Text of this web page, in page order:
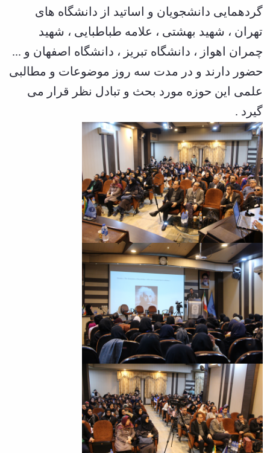
فرم
و
آئین
نامه
ها
سمینارها
و
پایان
نامه
ها
پژوهشنامه
انقلاب
اسلامی
دوفصلنامه
علمی
پژوهش‌های
زبان‌شناسی
تطبیقی
دوفصلنامه
علمی
مطالعات
اجتماعی
قرآن
دوفصلنامه
علمی
دعاپژوهی
دوفصلنامه
علمی
رویکردهای
حقوق
سیاسی
فصلنامه
علمی
مدیریت
محیط‌های
یاددهی-
یادگیری
در
آموزش
عالی
دوفصلنامه
علمی
پژوهش‌های
نوین
ایران‎‌شناسی
زبان
و
ادبیات
فارسی
زبان
شناسی
همگانی
زبان
ادبیات
فرانسه
فرهنگ
و
زبان
های
باستان
گردهمایی دانشجویان و اساتید از دانشگاه های
تهران ، شهید بهشتی ، علامه طباطبایی ، شهید
چمران اهواز ، دانشگاه تبریز ، دانشگاه اصفهان و ...
حضور دارند و در مدت سه روز موضوعات و مطالبی
علمی این حوزه مورد بحث و تبادل نظر قرار می
گیرد .